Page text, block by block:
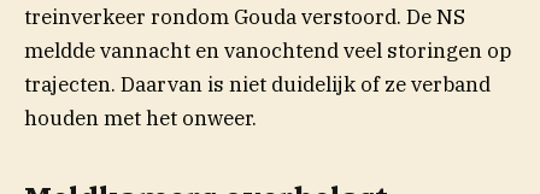
treinverkeer rondom Gouda verstoord. De NS
meldde vannacht en vanochtend veel storingen op
trajecten. Daarvan is niet duidelijk of ze verband
houden met het onweer.